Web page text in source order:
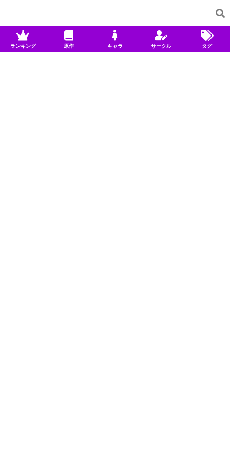
ランキング 原作 キャラ サークル タグ